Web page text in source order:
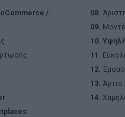
/
08.
09.
10. Υψηλή
11.
12.
13. Άρτιο
14.